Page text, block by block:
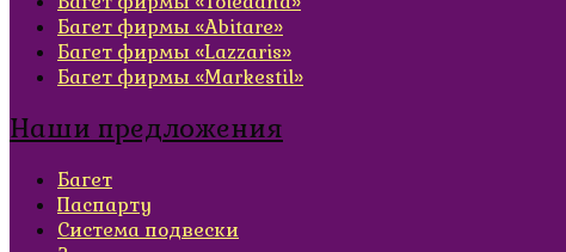
Багет фирмы «Abitare»
Багет фирмы «Lazzaris»
Багет фирмы «Markestil»
Наши предложения
Багет
Паспарту
Система подвески